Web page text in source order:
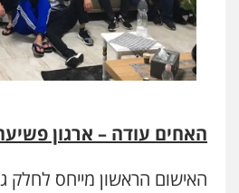
האחים עודה – ארגון
האישום הראשון מייחס לחלק